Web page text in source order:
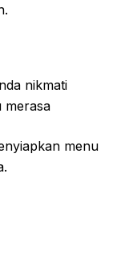
nikmati
merasa
menu